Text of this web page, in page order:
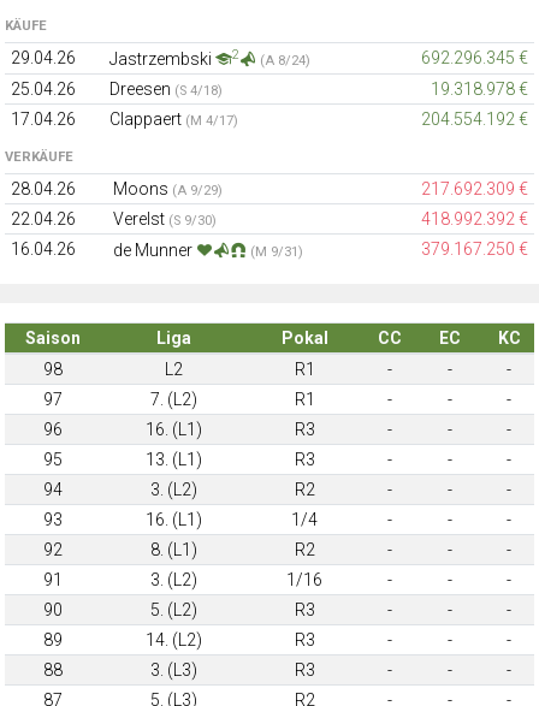
KÄUFE
29.04.26 Jastrzembski 2 (A 8/24)
692.296.345 €
25.04.26
Dreesen (S 4/18)
19.318.978 €
17.04.26
Clappaert (M 4/17) 204.554.192 €
VERKÄUFE
28.04.26 Moons (A 9/29)
217.692.309 €
22.04.26
Verelst (S 9/30)
418.992.392 €
16.04.26
de Munner (M 9/31) 379.167.250 €
Saison Liga Pokal CC EC
KC
98
L2 R1 - -
-
97
7. (L2) R1 - -
-
96
16. (L1) R3 - -
-
95
13. (L1) R3 - -
-
94
3. (L2) R2 - -
-
93
16. (L1) 1/4 - -
-
92
8. (L1) R2 - -
-
91
3. (L2) 1/16 - -
-
90
5. (L2) R3 - -
-
89
14. (L2) R3 - -
-
88
3. (L3) R3 - -
-
87
5. (L3) R2 - - -